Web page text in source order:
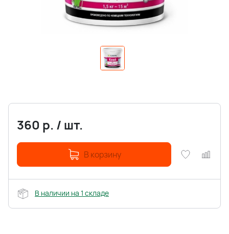
360 р. / шт.
В корзину
В наличии на 1 складе